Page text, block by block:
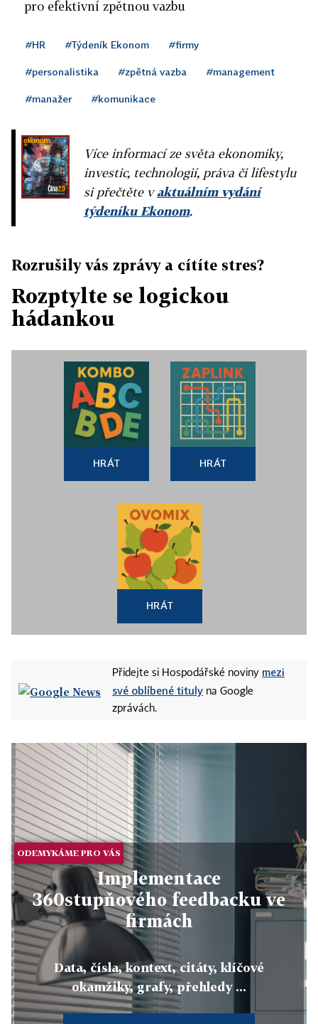
pro efektivní zpětnou vazbu
#HR #Týdeník Ekonom #firmy
#personalistika #zpětná vazba #management
#manažer #komunikace
Více informací ze světa ekonomiky,
investic, technologií, práva či lifestylu
si přečtěte vaktuálním vydání
týdeníku Ekonom.
Rozrušily vás zprávy a cítíte stres?
Rozptylte se logickou
hádankou
HRÁT HRÁT
HRÁT
Přidejte si Hospodářské noviny mezi
své oblíbené tituly na Google
zprávách.
ODEMYKÁME PRO VÁS
Implementace
360stupňového feedbacku ve
firmách
Data, čísla, kontext, citáty, klíčové
okamžiky, grafy, přehledy ...